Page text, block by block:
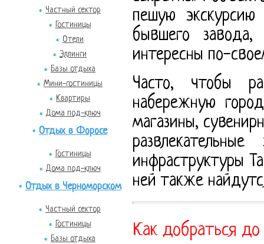
Частный сектор
Гостиницы
Отели
Эллинги
Базы отдыха
Мини-гостиницы
Квартиры
Дома под-ключ
Отдых в Форосе
Гостиницы
Дома под-ключ
Отдых в Черноморском
Частный сектор
Гостиницы
Базы отдыха
пешую
бывшего
интересны по-
Часто, чтобы
набережную
магазины,
инфраструктуры
ней также
Как добраться